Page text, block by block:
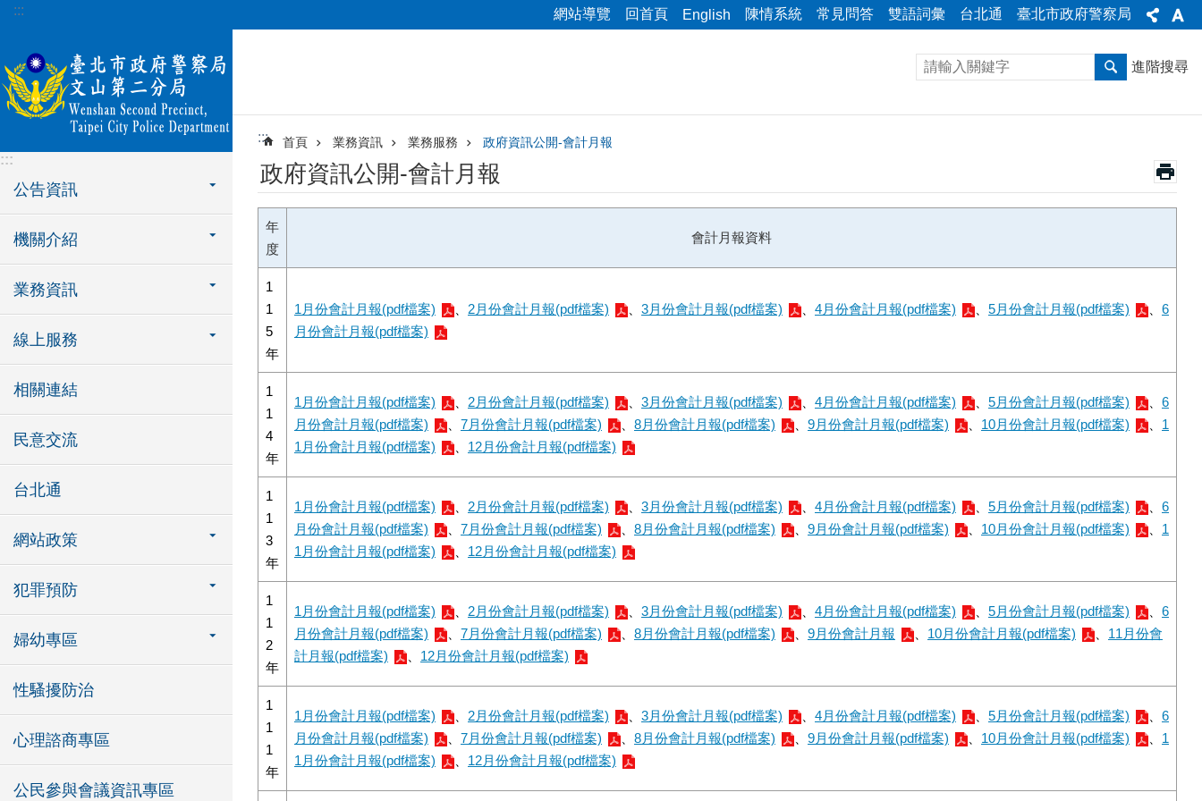
跳到主要內容區塊
::: 網站導覽 回首頁 English 陳情系統 常見問答 雙語詞彙 台北通 臺北市政府警察局
:::
公告資訊
機關介紹
業務資訊
線上服務
相關連結
民意交流
台北通
網站政策
犯罪預防
婦幼專區
性騷擾防治
心理諮商專區
公民參與會議資訊專區
進階搜尋
::: 首頁 業務資訊 業務服務 政府資訊公開-會計月報
政府資訊公開-會計月報
年
度
會計月報資料
1
1
5
年
1月份會計月報(pdf檔案) 2月份會計月報(pdf檔案) 3月份會計月報(pdf檔案) 4月份會計月報(pdf檔案) 5月份會計月報(pdf檔案)
6
月份會計月報(pdf檔案)
1
1
4
年
1月份會計月報(pdf檔案) 2月份會計月報(pdf檔案) 3月份會計月報(pdf檔案) 4月份會計月報(pdf檔案) 5月份會計月報(pdf檔案)
6
月份會計月報(pdf檔案)
7月份會計月報(pdf檔案) 8月份會計月報(pdf檔案) 9月份會計月報(pdf檔案) 10月份會計月報(pdf檔案)
1
1月份會計月報(pdf檔案)
12月份會計月報(pdf檔案)
1
1
3
年
1月份會計月報(pdf檔案) 2月份會計月報(pdf檔案) 3月份會計月報(pdf檔案) 4月份會計月報(pdf檔案) 5月份會計月報(pdf檔案)
6
月份會計月報(pdf檔案)
7月份會計月報(pdf檔案) 8月份會計月報(pdf檔案) 9月份會計月報(pdf檔案) 10月份會計月報(pdf檔案)
1
1月份會計月報(pdf檔案)
12月份會計月報(pdf檔案)
1
1
2
年
1月份會計月報(pdf檔案) 2月份會計月報(pdf檔案) 3月份會計月報(pdf檔案) 4月份會計月報(pdf檔案) 5月份會計月報(pdf檔案)
6
月份會計月報(pdf檔案)
7月份會計月報(pdf檔案) 8月份會計月報(pdf檔案) 9月份會計月報 10月份會計月報(pdf檔案)
11月份會
計月報(pdf檔案)
12月份會計月報(pdf檔案)
1
1
1
年
1月份會計月報(pdf檔案) 2月份會計月報(pdf檔案) 3月份會計月報(pdf檔案) 4月份會計月報(pdf檔案) 5月份會計月報(pdf檔案)
6
月份會計月報(pdf檔案)
7月份會計月報(pdf檔案) 8月份會計月報(pdf檔案) 9月份會計月報(pdf檔案) 10月份會計月報(pdf檔案)
1
1月份會計月報(pdf檔案)
12月份會計月報(pdf檔案)